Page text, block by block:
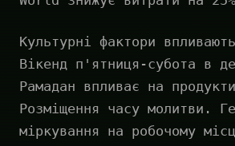
Культурні фактори
Вікенд п'ятниця-субота в
Рамадан впливає на
Розміщення часу молитви.
міркування на робочому